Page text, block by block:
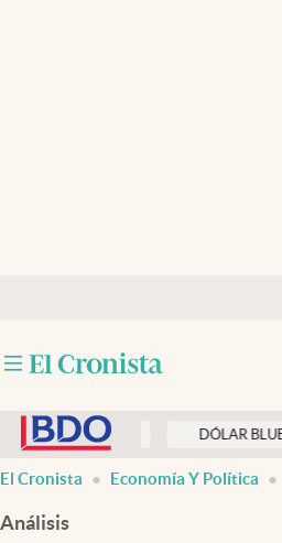
Otras secciones
0.00% DÓLAR BLUE $ 1530
El Cronista Economía Y Política
Análisis